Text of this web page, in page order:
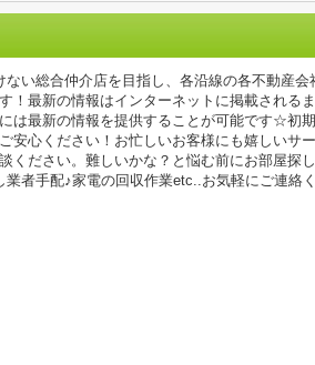
い総合仲介店を目指し、各沿線の各不動産会
！最新の情報はインターネットに掲載される
は最新の情報を提供することが可能です☆初
心ください！お忙しいお客様にも嬉しいサ
ださい。難しいかな？と悩む前にお部屋探
者手配♪家電の回収作業etc..お気軽にご連絡